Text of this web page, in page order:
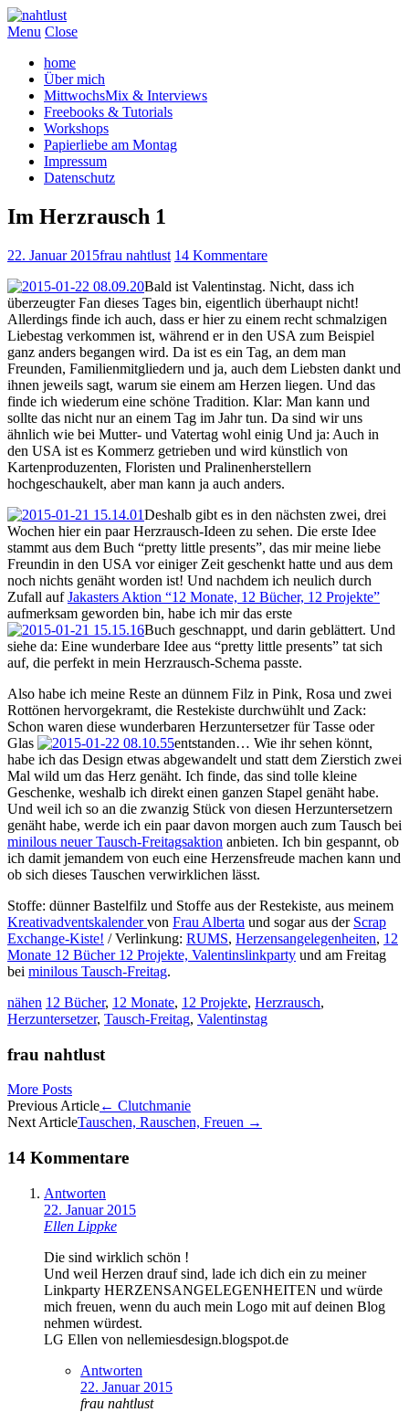
Menu Close
home
Über mich
MittwochsMix & Interviews
Freebooks & Tutorials
Workshops
Papierliebe am Montag
Impressum
Datenschutz
Im Herzrausch 1
22. Januar 2015frau nahtlust 14 Kommentare
Bald ist Valentinstag. Nicht, dass ich
überzeugter Fan dieses Tages bin, eigentlich überhaupt nicht!
Allerdings finde ich auch, dass er hier zu einem recht schmalzigen
Liebestag verkommen ist, während er in den USA zum Beispiel
ganz anders begangen wird. Da ist es ein Tag, an dem man
Freunden, Familienmitgliedern und ja, auch dem Liebsten dankt und
ihnen jeweils sagt, warum sie einem am Herzen liegen. Und das
finde ich wiederum eine schöne Tradition. Klar: Man kann und
sollte das nicht nur an einem Tag im Jahr tun. Da sind wir uns
ähnlich wie bei Mutter- und Vatertag wohl einig Und ja: Auch in
den USA ist es Kommerz getrieben und wird künstlich von
Kartenproduzenten, Floristen und Pralinenherstellern
hochgeschaukelt, aber man kann ja auch anders.
Deshalb gibt es in den nächsten zwei, drei
Wochen hier ein paar Herzrausch-Ideen zu sehen. Die erste Idee
stammt aus dem Buch “pretty little presents”, das mir meine liebe
Freundin in den USA vor einiger Zeit geschenkt hatte und aus dem
noch nichts genäht worden ist! Und nachdem ich neulich durch
Zufall aufJakasters Aktion “12 Monate, 12 Bücher, 12 Projekte”
aufmerksam geworden bin, habe ich mir das erste
Buch geschnappt, und darin geblättert. Und
siehe da: Eine wunderbare Idee aus “pretty little presents” tat sich
auf, die perfekt in mein Herzrausch-Schema passte.
Also habe ich meine Reste an dünnem Filz in Pink, Rosa und zwei
Rottönen hervorgekramt, die Restekiste durchwühlt und Zack:
Schon waren diese wunderbaren Herzuntersetzer für Tasse oder
Glas
entstanden… Wie ihr sehen könnt,
habe ich das Design etwas abgewandelt und statt dem Zierstich zwei
Mal wild um das Herz genäht. Ich finde, das sind tolle kleine
Geschenke, weshalb ich direkt einen ganzen Stapel genäht habe.
Und weil ich so an die zwanzig Stück von diesen Herzuntersetzern
genäht habe, werde ich ein paar davon morgen auch zum Tausch bei
minilous neuer Tausch-Freitagsaktion anbieten. Ich bin gespannt, ob
ich damit jemandem von euch eine Herzensfreude machen kann und
ob sich dieses Tauschen verwirklichen lässt.
Stoffe: dünner Bastelfilz und Stoffe aus der Restekiste, aus meinem
Kreativadventskalendervon Frau Alberta und sogar aus der Scrap
Exchange-Kiste! / Verlinkung: RUMS, Herzensangelegenheiten, 12
Monate 12 Bücher 12 Projekte, Valentinslinkparty und am Freitag
bei minilous Tausch-Freitag.
nähen 12 Bücher, 12 Monate, 12 Projekte, Herzrausch,
Herzuntersetzer, Tausch-Freitag, Valentinstag
frau nahtlust
More Posts
Artikel-
Navigation
Previous Article← Clutchmanie
Next ArticleTauschen, Rauschen, Freuen →
14 Kommentare
Antworten
22. Januar 2015
Ellen Lippke
Die sind wirklich schön !
Und weil Herzen drauf sind, lade ich dich ein zu meiner
Linkparty HERZENSANGELEGENHEITEN und würde
mich freuen, wenn du auch mein Logo mit auf deinen Blog
nehmen würdest.
LG Ellen von nellemiesdesign.blogspot.de
Antworten
22. Januar 2015
frau nahtlust